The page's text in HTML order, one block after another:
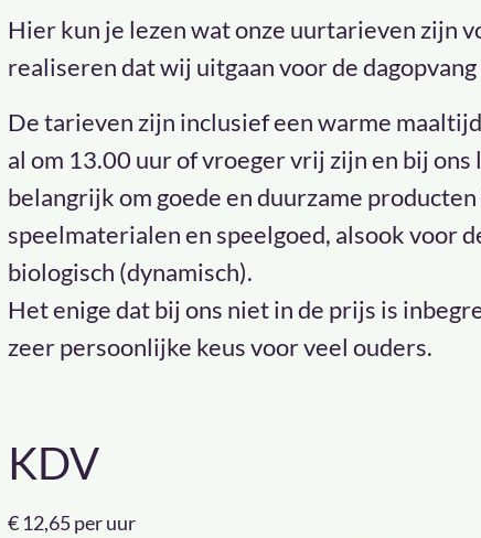
Hier kun je lezen wat onze uurtarieven zijn
realiseren dat wij uitgaan voor de
De tarieven zijn inclusief een warme
al om 13.00 uur of vroeger vrij zijn en bij
belangrijk om goede en duurzame
speelmaterialen en speelgoed, alsook voor
biologisch (dynamisch).
Het enige dat bij ons niet in de prijs is
zeer persoonlijke keus voor veel ouders.
KDV
€ 12,65 per uur